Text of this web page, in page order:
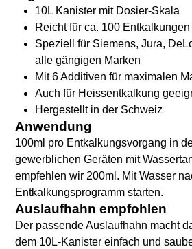
10L Kanister mit Dosier-Skala
Reicht für ca. 100 Entkalkungen
Speziell für Siemens, Jura,
alle gängigen Marken
Mit 6 Additiven für maximalen
Auch für Heissentkalkung
Hergestellt in der Schweiz
Anwendung
100ml pro Entkalkungsvorgang in
gewerblichen Geräten mit
empfehlen wir 200ml. Mit Wasser
Entkalkungsprogramm starten.
Auslaufhahn empfohlen
Der passende Auslaufhahn macht
dem 10L-Kanister einfach und